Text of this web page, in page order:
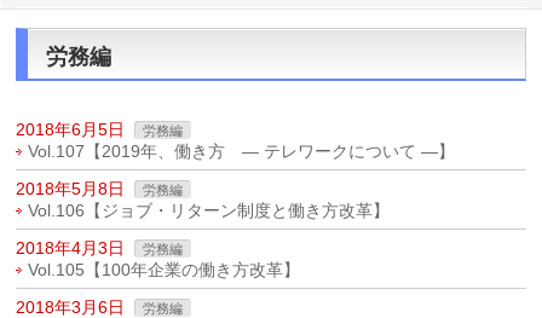
労務編
2018年6月5日 労務編
Vol.107【2019年、働き方 ― テレワークについて ―】
2018年5月8日
労務編
Vol.106【ジョブ・リターン制度と働き方改革】
2018年4月3日
労務編
Vol.105【100年企業の働き方改革】
2018年3月6日
労務編